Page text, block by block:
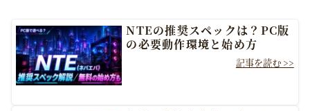
NTEの推奨スペックは？PC版
の必要動作環境と始め方